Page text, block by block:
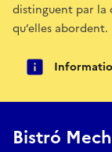
distinguent par la
qu’elles abordent.
Bistró